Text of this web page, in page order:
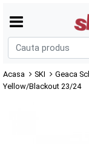
Acasa SKI Geaca
Yellow/Blackout 23/24